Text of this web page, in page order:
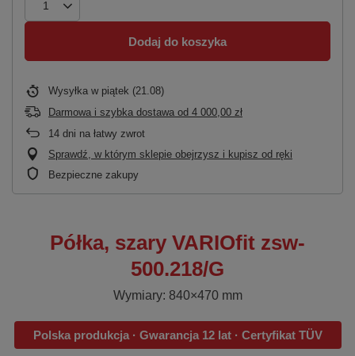
Dodaj do koszyka
Wysyłka w piątek (21.08)
Darmowa i szybka dostawa od 4 000,00 zł
14 dni na łatwy zwrot
Sprawdź, w którym sklepie obejrzysz i kupisz od ręki
Bezpieczne zakupy
Półka, szary VARIOfit zsw-
500.218/G
Wymiary: 840×470 mm
Polska produkcja · Gwarancja 12 lat · Certyfikat TÜV